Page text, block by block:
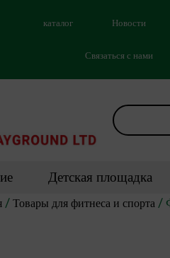
каталог Новости
Связаться с нами
Детская площадка
/Товары для фитнеса и спорта/